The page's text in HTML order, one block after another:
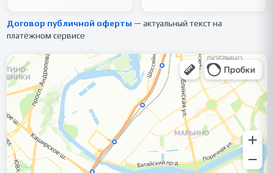
Договор публичной оферты — актуальный текст на
платёжном сервисе